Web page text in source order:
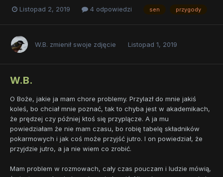
Listopad 2, 2019 4 odpowiedzi sen przygody
W.B. zmienił swoje zdjęcie Listopad 1, 2019
W.B.
O Boże, jakie ja mam chore problemy. Przylazł do mnie jakiś
koleś, bo chciał mnie poznać, tak to chyba jest w akademikach,
że prędzej czy później ktoś się przyplącze. A ja mu
powiedziałam że nie mam czasu, bo robię tabelę składników
pokarmowych i jak coś może przyjść jutro. I on powiedział, że
przyjdzie jutro, a ja nie wiem co zrobić.
Mam problem w rozmowach, cały czas pouczam i ludzie mówią,